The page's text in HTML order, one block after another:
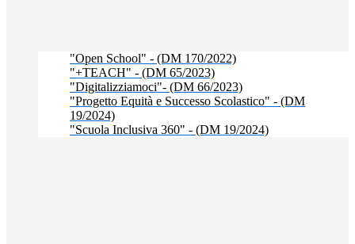
"Open School" - (DM 170/2022)
"+TEACH" - (DM 65/2023)
"Digitalizziamoci"- (DM 66/2023)
"Progetto Equità e Successo Scolastico" - (DM
19/2024)
"Scuola Inclusiva 360" - (DM 19/2024)